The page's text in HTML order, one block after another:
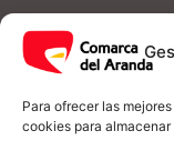
Para ofrecer las
cookies para
Servicios Sociales
Ayudas y
Guía Rápida
I
n
F
a